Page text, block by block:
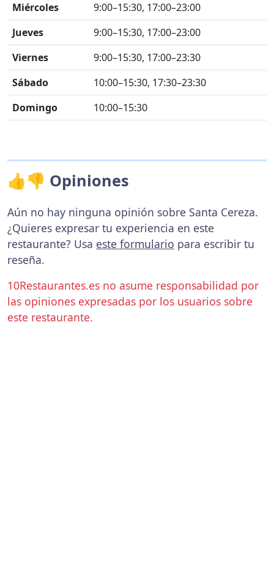
Miércoles
9:00–15:30, 17:00–23:00
Jueves
9:00–15:30, 17:00–23:00
Viernes
9:00–15:30, 17:00–23:30
Sábado
10:00–15:30, 17:30–23:30
Domingo
10:00–15:30
👍👎 Opiniones
Aún no hay ninguna opinión sobre Santa Cereza.
¿Quieres expresar tu experiencia en este
restaurante? Usa este formulario para escribir tu
reseña.
10Restaurantes.es no asume responsabilidad por
las opiniones expresadas por los usuarios sobre
este restaurante.